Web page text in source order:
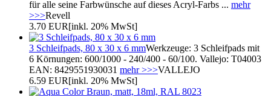
für alle seine Farbwünsche auf dieses Acryl-Farbs ... mehr
>>>Revell
3.70 EUR[inkl. 20% MwSt]
3 Schleifpads, 80 x 30 x 6 mmWerkzeuge: 3 Schleifpads mit
6 Körnungen: 600/1000 - 240/400 - 60/100. Vallejo: T04003
EAN: 8429551930031 mehr >>>VALLEJO
6.59 EUR[inkl. 20% MwSt]